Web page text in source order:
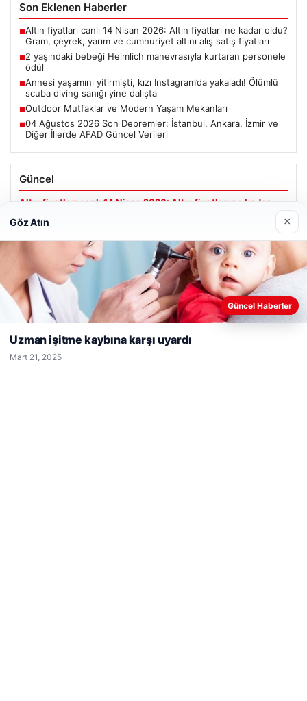
Son Eklenen Haberler
■Altın fiyatları canlı 14 Nisan 2026: Altın fiyatları ne kadar oldu?
Gram, çeyrek, yarım ve cumhuriyet altını alış satış fiyatları
■2 yaşındaki bebeği Heimlich manevrasıyla kurtaran personele
ödül
■Annesi yaşamını yitirmişti, kızı Instagram’da yakaladı! Ölümlü
scuba diving sanığı yine dalışta
■Outdoor Mutfaklar ve Modern Yaşam Mekanları
■04 Ağustos 2026 Son Depremler: İstanbul, Ankara, İzmir ve
Diğer İllerde AFAD Güncel Verileri
Güncel
Altın fiyatları canlı 14 Nisan 2026: Altın fiyatları ne kadar
fiyatları
Ağustos 5, 2026
personele ödül
Web sitemizi nasıl kullandığınızı daha iyi anlayabilmek,
deneyiminizi kişiselleştirmek ve geliştirmek amacıyla çerezler
Reddet Kabul Et
Göz Atın ×
Güncel Haberler
Uzman işitme kaybına karşı uyardı
Mart 21, 2025